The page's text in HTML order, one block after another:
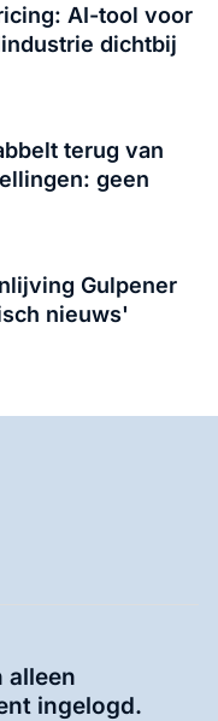
AI-tool voor
dichtbij
terug van
geen
Gulpener
nieuws'
alleen
ingelogd.